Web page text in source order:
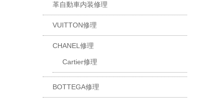
革自動車内装修理
VUITTON修理
CHANEL修理
Cartier修理
BOTTEGA修理